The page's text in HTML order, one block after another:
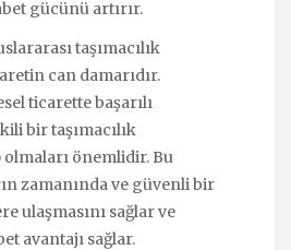
gücünü artırır.
taşımacılık
can damarıdır.
ticarette başarılı
bir taşımacılık
olmaları önemlidir. Bu
zamanında ve güvenli bir
ulaşmasını sağlar ve
avantajı sağlar.